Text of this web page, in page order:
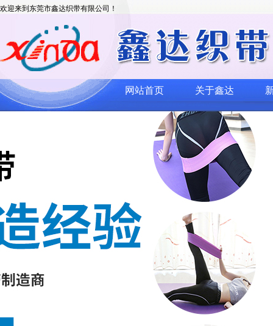
欢迎来到东莞市鑫达织带有限公司！
网站首页 关于鑫达